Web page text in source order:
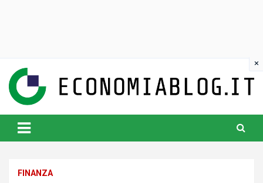
content
www.economiablog.it
FINANZA